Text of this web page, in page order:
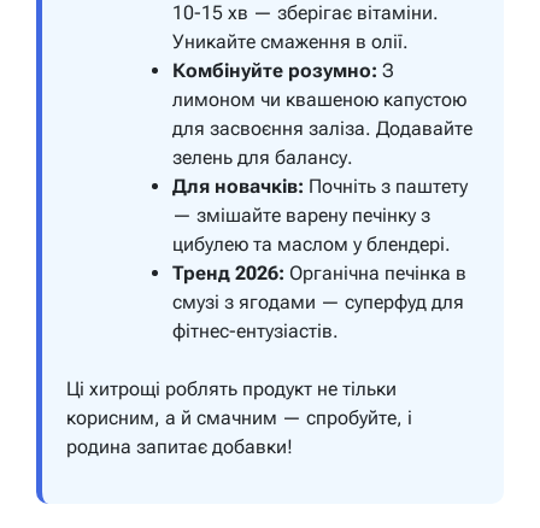
10-15 хв — зберігає вітаміни.
Уникайте смаження в олії.
Комбінуйте розумно: З
лимоном чи квашеною капустою
для засвоєння заліза. Додавайте
зелень для балансу.
Для новачків: Почніть з паштету
— змішайте варену печінку з
цибулею та маслом у блендері.
Тренд 2026: Органічна печінка в
смузі з ягодами — суперфуд для
фітнес-ентузіастів.
Ці хитрощі роблять продукт не тільки
корисним, а й смачним — спробуйте, і
родина запитає добавки!